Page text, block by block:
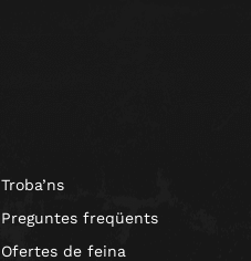
Troba’ns
Preguntes freqüents
Ofertes de feina